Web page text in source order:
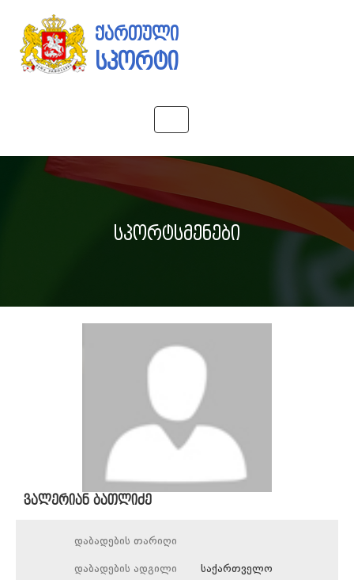
ქართული
სპორტი
navigation
სპორტსმენები
ვალერიან ბათლიძე
დაბადების თარიღი
დაბადების ადგილი საქართველო